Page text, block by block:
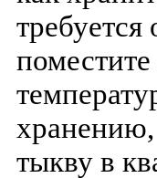
хранению,
тыкву в